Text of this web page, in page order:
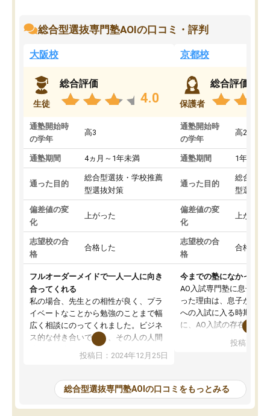
総合型選抜専門塾AOIの口コミ・評判
大阪校
生徒
総合評価
4.0
通塾開始時
の学年
高3
通塾期間 4ヵ月～1年未満
通った目的
総合型選抜・学校推薦
型選抜対策
偏差値の変
化
上がった
志望校の合
格
合格した
フルオーダーメイドで一人一人に向き
合ってくれる
私の場合、先生との相性が良く、プラ
イベートなことから勉強のことまで幅
広く相談にのってくれました。ビジネ
ス的な付き合いでなく、その人の人間
性までを適切に把握し、むきあってい
るなぁと強く感じることできました。
と相談すると、他の先生も紹介してく
ださり、客観的なアドバイスもいただ
くことができました（志望理由・自己
投稿日：2024年12月25日
京都校
保護者
総合評価
通塾開始時
の学年
高2
通塾期間 1年以上
通った目的
総合型選
型選抜対
偏差値の変
化
上がった
志望校の合
格
合格した
今までの塾になかった
AO入試専門塾に息子を
った理由は、息子が高校
への入試に入る時期に差
に、AO入試の存在を息
たことから、AOIに入塾
で、AO入試を改めて知
それに対しての具体的な
ことでした。更に子供の
投稿日：
総合型選抜専門塾AOIの口コミをもっとみる